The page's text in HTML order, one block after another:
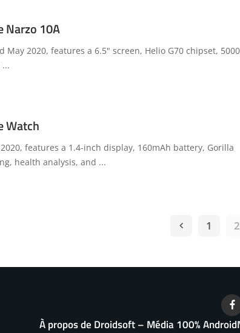
Narzo 10A
May 2020, features a 6.5" screen, Helio G70 chipset, 5000
...
Watch
features a 1.4-inch display, 160mAh battery, Gorilla
health analysis, and ...
1 2
À propos de Droidsoft – Média 100% Android